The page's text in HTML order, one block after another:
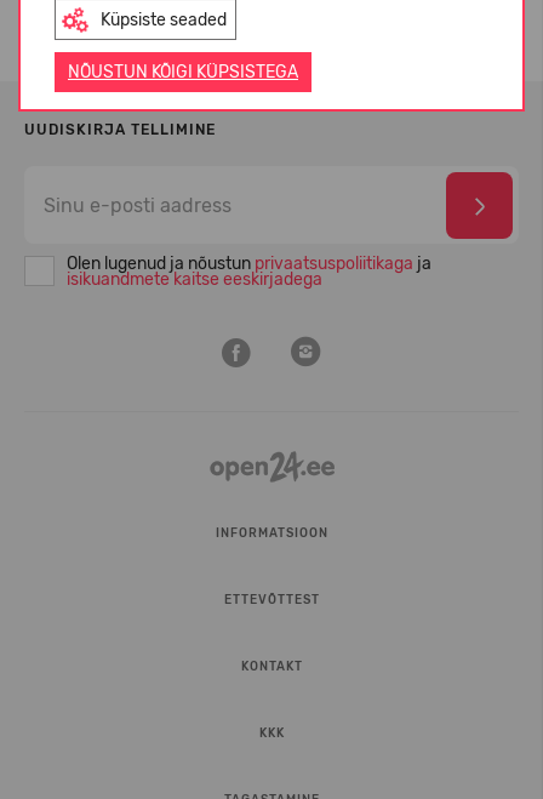
Küpsiste seaded
NÕUSTUN KÕIGI KÜPSISTEGA
teavet koostöövõimaluste kohta leiate
UUDISKIRJA TELLIMINE
Olen lugenud ja nõustun privaatsuspoliitikaga ja
isikuandmete kaitse eeskirjadega
INFORMATSIOON
ETTEVÕTTEST
KONTAKT
KKK